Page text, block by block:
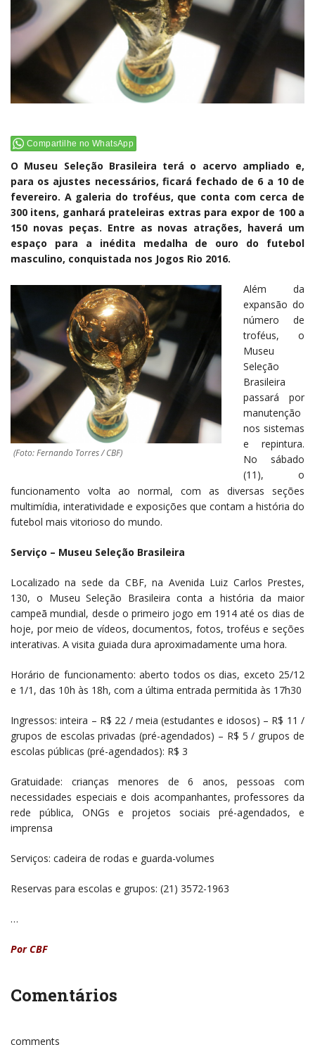
Compartilhe no WhatsApp
O Museu Seleção Brasileira terá o acervo ampliado e,
para os ajustes necessários, ficará fechado de 6 a 10 de
fevereiro. A galeria do troféus, que conta com cerca de
300 itens, ganhará prateleiras extras para expor de 100 a
150 novas peças. Entre as novas atrações, haverá um
espaço para a inédita medalha de ouro do futebol
masculino, conquistada nos Jogos Rio 2016.
(Foto: Fernando Torres / CBF)
Além da
expansão do
número de
troféus, o
Museu
Seleção
Brasileira
passará por
manutenção
nos sistemas
e repintura.
No sábado
(11), o
funcionamento volta ao normal, com as diversas seções
multimídia, interatividade e exposições que contam a história do
futebol mais vitorioso do mundo.
Serviço – Museu Seleção Brasileira
Localizado na sede da CBF, na Avenida Luiz Carlos Prestes,
130, o Museu Seleção Brasileira conta a história da maior
campeã mundial, desde o primeiro jogo em 1914 até os dias de
hoje, por meio de vídeos, documentos, fotos, troféus e seções
interativas. A visita guiada dura aproximadamente uma hora.
Horário de funcionamento: aberto todos os dias, exceto 25/12
e 1/1, das 10h às 18h, com a última entrada permitida às 17h30
Ingressos: inteira – R$ 22 / meia (estudantes e idosos) – R$ 11 /
grupos de escolas privadas (pré-agendados) – R$ 5 / grupos de
escolas públicas (pré-agendados): R$ 3
Gratuidade: crianças menores de 6 anos, pessoas com
necessidades especiais e dois acompanhantes, professores da
rede pública, ONGs e projetos sociais pré-agendados, e
imprensa
Serviços: cadeira de rodas e guarda-volumes
Reservas para escolas e grupos: (21) 3572-1963
…
Por CBF
Comentários
comments